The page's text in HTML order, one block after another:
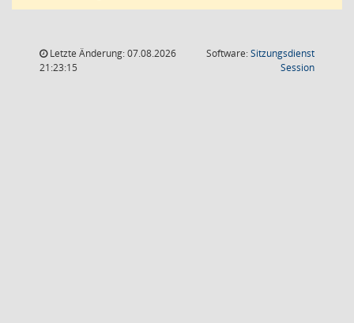
Letzte Änderung: 07.08.2026
21:23:15
Software:Sitzungsdienst
Session(Wird in